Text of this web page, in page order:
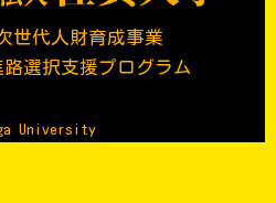
世代人財育成事業
選択支援プログラム
University